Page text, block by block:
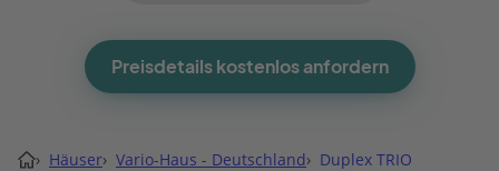
Preisdetails kostenlos anfordern
› Häuser› Vario-Haus - Deutschland› Duplex TRIO